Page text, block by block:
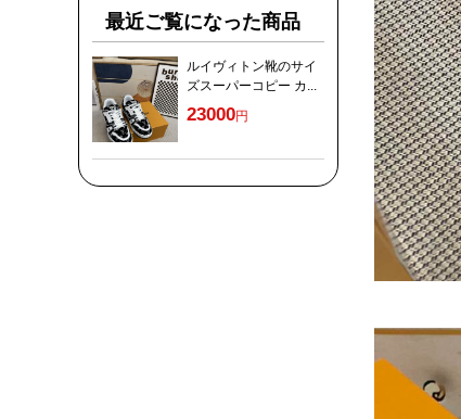
最近ご覧になった商品
ルイヴィトン靴のサイ
ズスーパーコピー カ...
23000円